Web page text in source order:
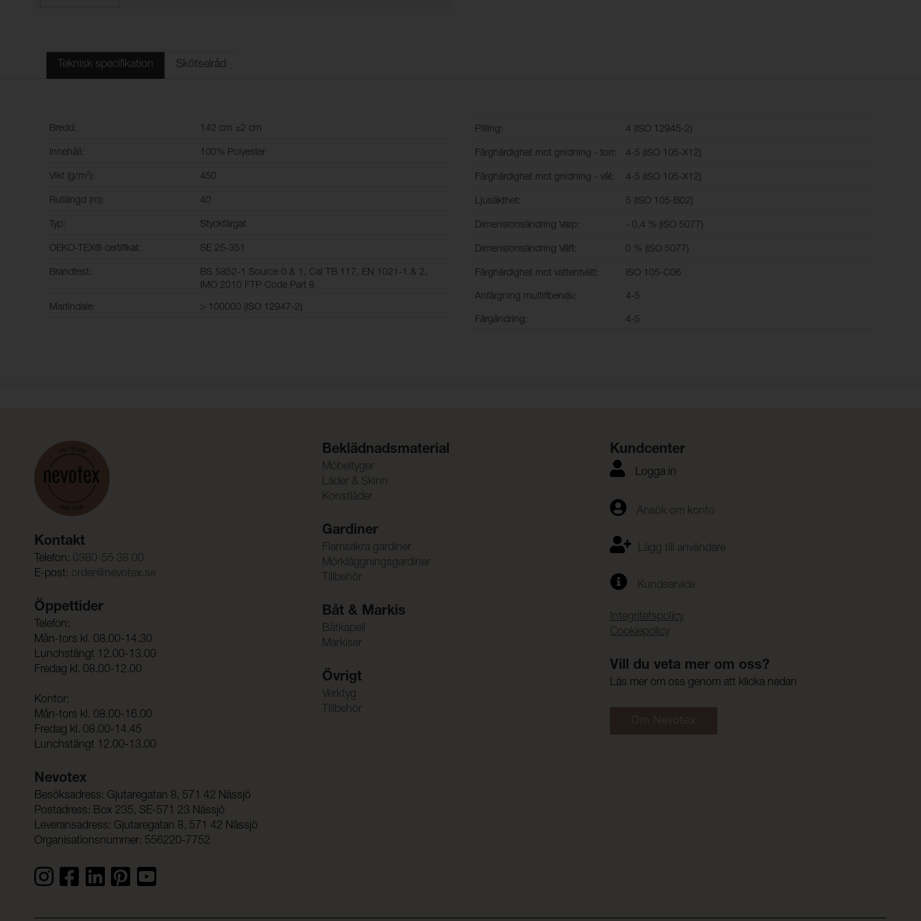
Teknisk specifikation Skötselråd
Bredd: 142 cm ±2 cm
Innehåll: 100% Polyester
Vikt (g/m²): 450
Rullängd (m): 40
Typ: Styckfärgat
OEKO-TEX® certifikat: SE 25-351
Brandtest:
BS 5852-1 Source 0 & 1, Cal TB 117, EN 1021-1 & 2,
IMO 2010 FTP Code Part 8
Martindale: > 100000 (ISO 12947-2)
Pilling: 4 (ISO 12945-2)
Färghärdighet mot gnidning - torr: 4-5 (ISO 105-X12)
Färghärdighet mot gnidning - våt: 4-5 (ISO 105-X12)
Ljusäkthet: 5 (ISO 105-B02)
Dimensionsändring Varp: - 0,4 % (ISO 5077)
Dimensionsändring Väft: 0 % (ISO 5077)
Färghärdighet mot vattentvätt: ISO 105-C06
Anfärgning multifiberväv: 4-5
Färgändring: 4-5
Kontakt
Telefon: 0380-55 38 00
E-post: order@nevotex.se
Öppettider
Telefon:
Mån-tors kl. 08.00-14.30
Lunchstängt 12.00-13.00
Fredag kl. 08.00-12.00
Kontor:
Mån-tors kl. 08.00-16.00
Fredag kl. 08.00-14.45
Lunchstängt 12.00-13.00
Nevotex
Besöksadress: Gjutaregatan 8, 571 42 Nässjö
Postadress: Box 235, SE-571 23 Nässjö
Leveransadress: Gjutaregatan 8, 571 42 Nässjö
Organisationsnummer: 556220-7752
Beklädnadsmaterial
Möbeltyger
Läder & Skinn
Konstläder
Gardiner
Flamsäkra gardiner
Mörkläggningsgardiner
Tillbehör
Båt & Markis
Båtkapell
Markiser
Övrigt
Verktyg
Tillbehör
Kundcenter
Logga in
Ansök om konto
Lägg till användare
Kundservice
Integritetspolicy
Cookiepolicy
Vill du veta mer om oss?
Läs mer om oss genom att klicka nedan
Om Nevotex